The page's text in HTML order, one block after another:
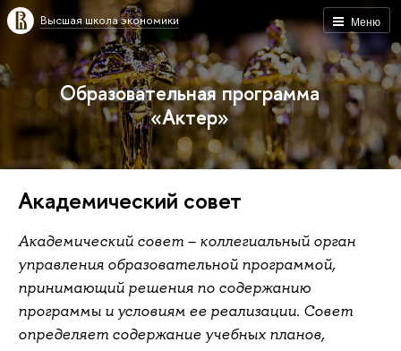
Меню
Высшая школа экономики
Образовательная программа
«Актер»
Академический совет
Академический совет – коллегиальный орган
управления образовательной программой,
принимающий решения по содержанию
программы и условиям ее реализации. Совет
определяет содержание учебных планов,